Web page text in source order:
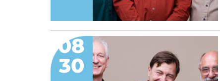
08
30